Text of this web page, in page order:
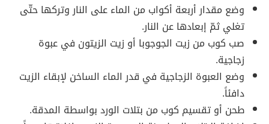
وضع مقدار أربعة أكواب من الماء على النار وتركها حتّى
تغلي ثمّ إبعادها عن النار.
صب كوب من زيت الجوجوبا أو زيت الزيتون في عبوة
زجاجية.
وضع العبوة الزجاجية في قدر الماء الساخن لإبقاء الزيت
دافئاً.
طحن أو تقسيم كوب من بتلات الورد بواسطة المدقة.